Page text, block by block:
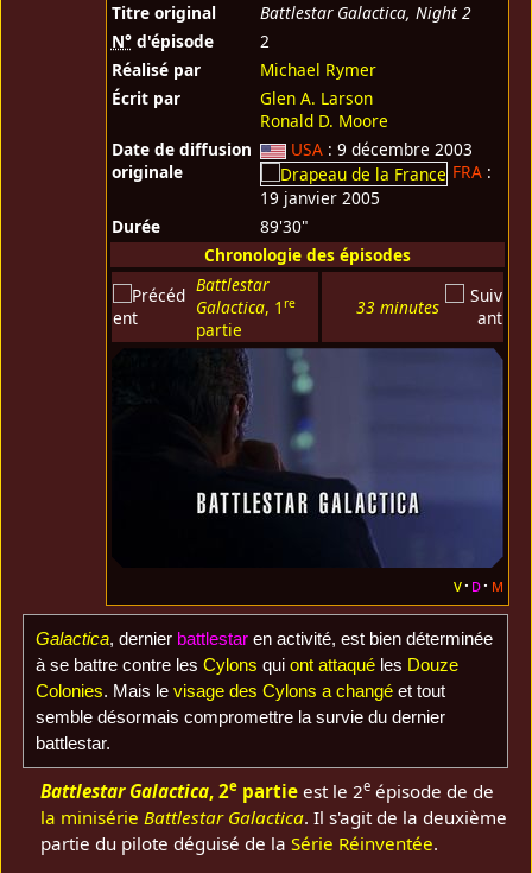
Titre original
Battlestar Galactica, Night 2
N°d'épisode
2
Réalisé par
Michael Rymer
Écrit par
Glen A. Larson
Ronald D. Moore
Date de diffusion
originale
USA: 9 décembre 2003
FRA:
19 janvier 2005
Durée
89'30"
Chronologie des épisodes
Battlestar
Galactica, 1 re
partie
33 minutes
v d m
Galactica, dernier battlestaren activité, est bien déterminée
à se battre contre les Cylons qui ont attaquéles Douze
Colonies. Mais le visage des Cylons a changéet tout
semble désormais compromettre la survie du dernier
battlestar.
Battlestar Galactica, 2e partie est le 2e épisode de de
la minisérie Battlestar Galactica. Il s'agit de la deuxième
partie du pilote déguisé de laSérie Réinventée.